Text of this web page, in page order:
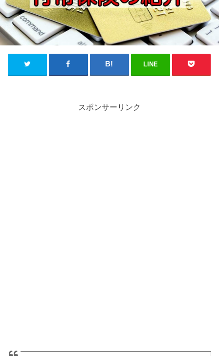
LINE
スポンサーリンク